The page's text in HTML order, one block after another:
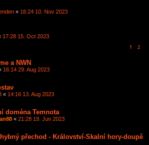
« 16:24 10. Nov 2023
17:28 15. Oct 2023
1 2
a NWN
16:14 29. Aug 2023
« 14:16 13. Aug 2023
doména Temnota
« 21:28 19. Jun 2023
přechod - Království-Skalní hory-doupě